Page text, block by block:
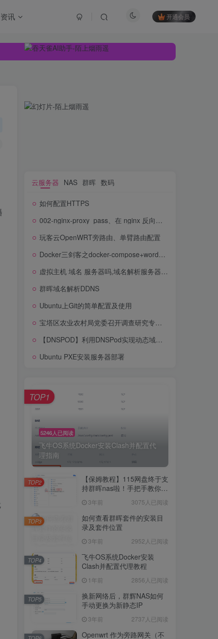
讯 开通会员
云服务器 NAS 群晖 数码
如何配置HTTPS
002-nginx-proxy_pass、在 nginx 反向代理中使用域名,配置动态域名解析
玩客云OpenWRT旁路由、单臂路由配置
Docker三剑客之docker-compose+wordpress的博客搭建
虚拟主机 域名 服务器吗,域名解析服务器还是虚拟主机
群晖域名解析DDNS
Ubuntu上Git的简单配置及使用
宝塔区农业农村局党委召开调查研究专题学习及工作部署会议
【DNSPOD】利用DNSPod实现动态域名解析【DDNS】
Ubuntu PXE安装服务器部署
5246人已阅读
飞牛OS系统Docker安装Clash并配置代
理指南
TOP1
【保姆教程】115网盘终于支
持群晖nas啦！手把手教你群
盘！3年前 3075人已阅读
TOP2
如何查看群晖套件的安装目
录及套件位置
3年前 2952人已阅读
TOP3
飞牛OS系统Docker安装
Clash并配置代理教程
1年前 2856人已阅读
TOP4
换新网络后，群辉NAS如何
手动更换为新静态IP
3年前 2737人已阅读
TOP5
Openwrt 作为旁路网关（不
云服务器 NAS
5246人已阅读
飞牛OS系统Docker安装Clash并配置代
理指南
TOP1
【保姆教程】115网盘终于支
持群晖nas啦！手把手教你群
晖NAS-docker安装115网
盘！3年前
如何查看群晖套件的安装目
录及套件位置
3年前 2952人已阅读
飞牛OS系统Docker安装
Clash并配置代理教程
1年前 2856人已阅读
换新网络后，群辉NAS如何
手动更换为新静态IP